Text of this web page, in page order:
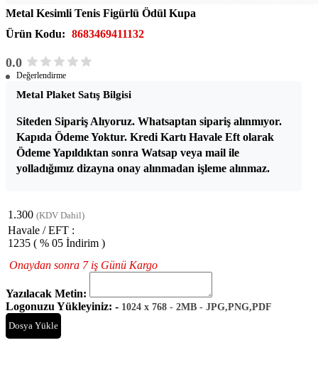
Metal Kesimli Tenis Figürlü Ödül Kupa
Ürün Kodu: 8683469411132
0.0
Değerlendirme
Metal Plaket Satış Bilgisi
Siteden Sipariş Alıyoruz. Whatsaptan sipariş alınmıyor.
Kapıda Ödeme Yoktur. Kredi Kartı Havale Eft olarak
Ödeme Yapıldıktan sonra Watsap veya mail ile
yolladığımız dizayna onay alınmadan işleme alınmaz.
1.300 (KDV Dahil)
Havale / EFT :
1235 ( % 05 İndirim )
Onaydan sonra 7 iş Günü Kargo
Yazılacak Metin:
Logonuzu Yükleyiniz: - 1024 x 768 - 2MB - JPG,PNG,PDF
Dosya Yükle